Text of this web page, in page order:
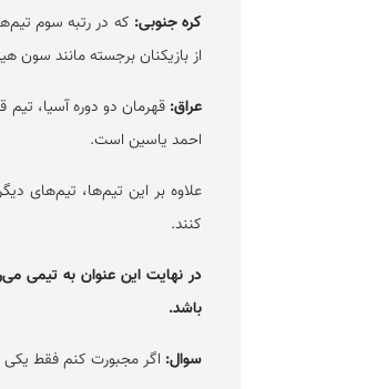
کره جنوبی: که در رتبه سوم
از بازیکنان برجسته مانند
عراق: قهرمان دو دوره آسیا،
احمد یاسین است.
علاوه بر این تیم‌ها، تیم‌های
کنند.
در نهایت این عنوان به تیمی
باشد.
سوال: اگر مجبورت کنم فقط یکی